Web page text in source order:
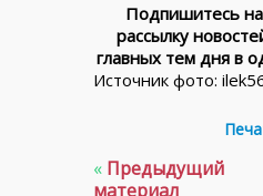
Подпишитесь
рассылку
главных тем дня в
Источник фото:
« Предыдущий
материал